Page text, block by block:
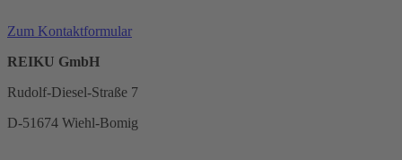
Zum Kontaktformular
REIKU GmbH
Rudolf-Diesel-Straße 7
D-51674 Wiehl-Bomig